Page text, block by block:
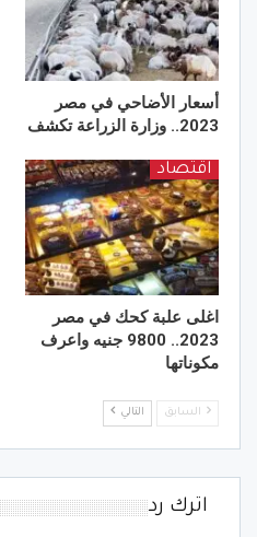
أسعار الأضاحي في مصر
2023.. وزارة الزراعة تكشف
اقتصاد
اغلى علبة كحك في مصر
2023.. 9800 جنيه واعرف
مكوناتها
السابق التالي
اترك رد